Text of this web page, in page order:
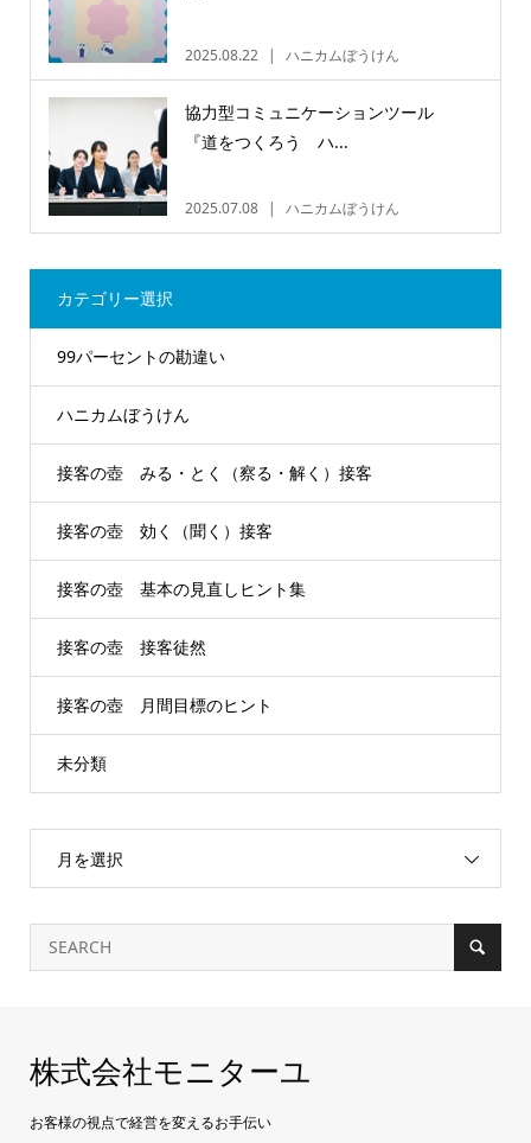
2025.08.22 ハニカムぼうけん
協力型コミュニケーションツール
『道をつくろう ハ...
2025.07.08 ハニカムぼうけん
カテゴリー選択
99パーセントの勘違い
ハニカムぼうけん
接客の壺 みる・とく（察る・解く）接客
接客の壺 効く（聞く）接客
接客の壺 基本の見直しヒント集
接客の壺 接客徒然
接客の壺 月間目標のヒント
未分類
月を選択
株式会社モニターユ
お客様の視点で経営を変えるお手伝い